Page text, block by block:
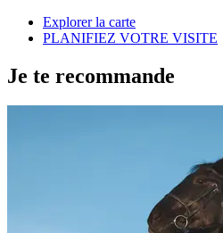
Explorer la carte
PLANIFIEZ VOTRE VISITE
Je te recommande